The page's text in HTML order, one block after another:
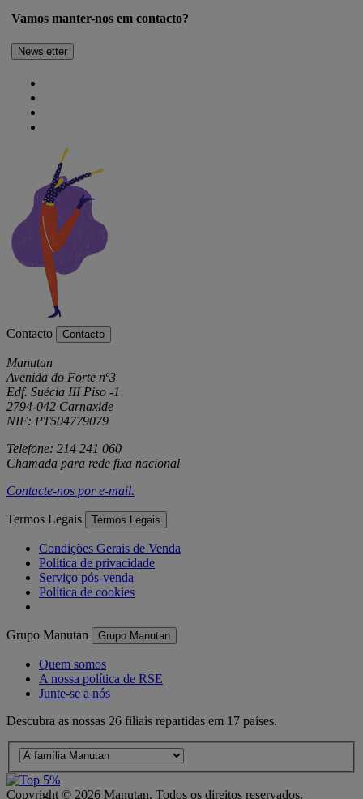
Vamos manter-nos em contacto?
Newsletter
Contacto Contacto
Manutan
Avenida do Forte nº3
Edf. Suécia III Piso -1
2794-042 Carnaxide
NIF: PT504779079
Telefone: 214 241 060
Chamada para rede fixa nacional
Contacte-nos pore-mail.
Termos Legais Termos Legais
Condições Gerais de Venda
Política de privacidade
Serviço pós-venda
Política de cookies
Grupo Manutan Grupo Manutan
Quem somos
A nossa política de RSE
Junte-se a nós
Descubra as nossas 26 filiais repartidas em 17 países.
Copyright © 2026 Manutan. Todos os direitos reservados.